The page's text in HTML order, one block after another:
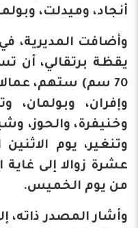
أنجاد، وميدلت،
وأضافت المديرية،
70 سم) ستهم،
وإفران، وبولمان،
وخنيفرة، والحوز،
وتنغير، يوم
عشرة زوالا إلى
من يوم الخميس.
وأشار المصدر